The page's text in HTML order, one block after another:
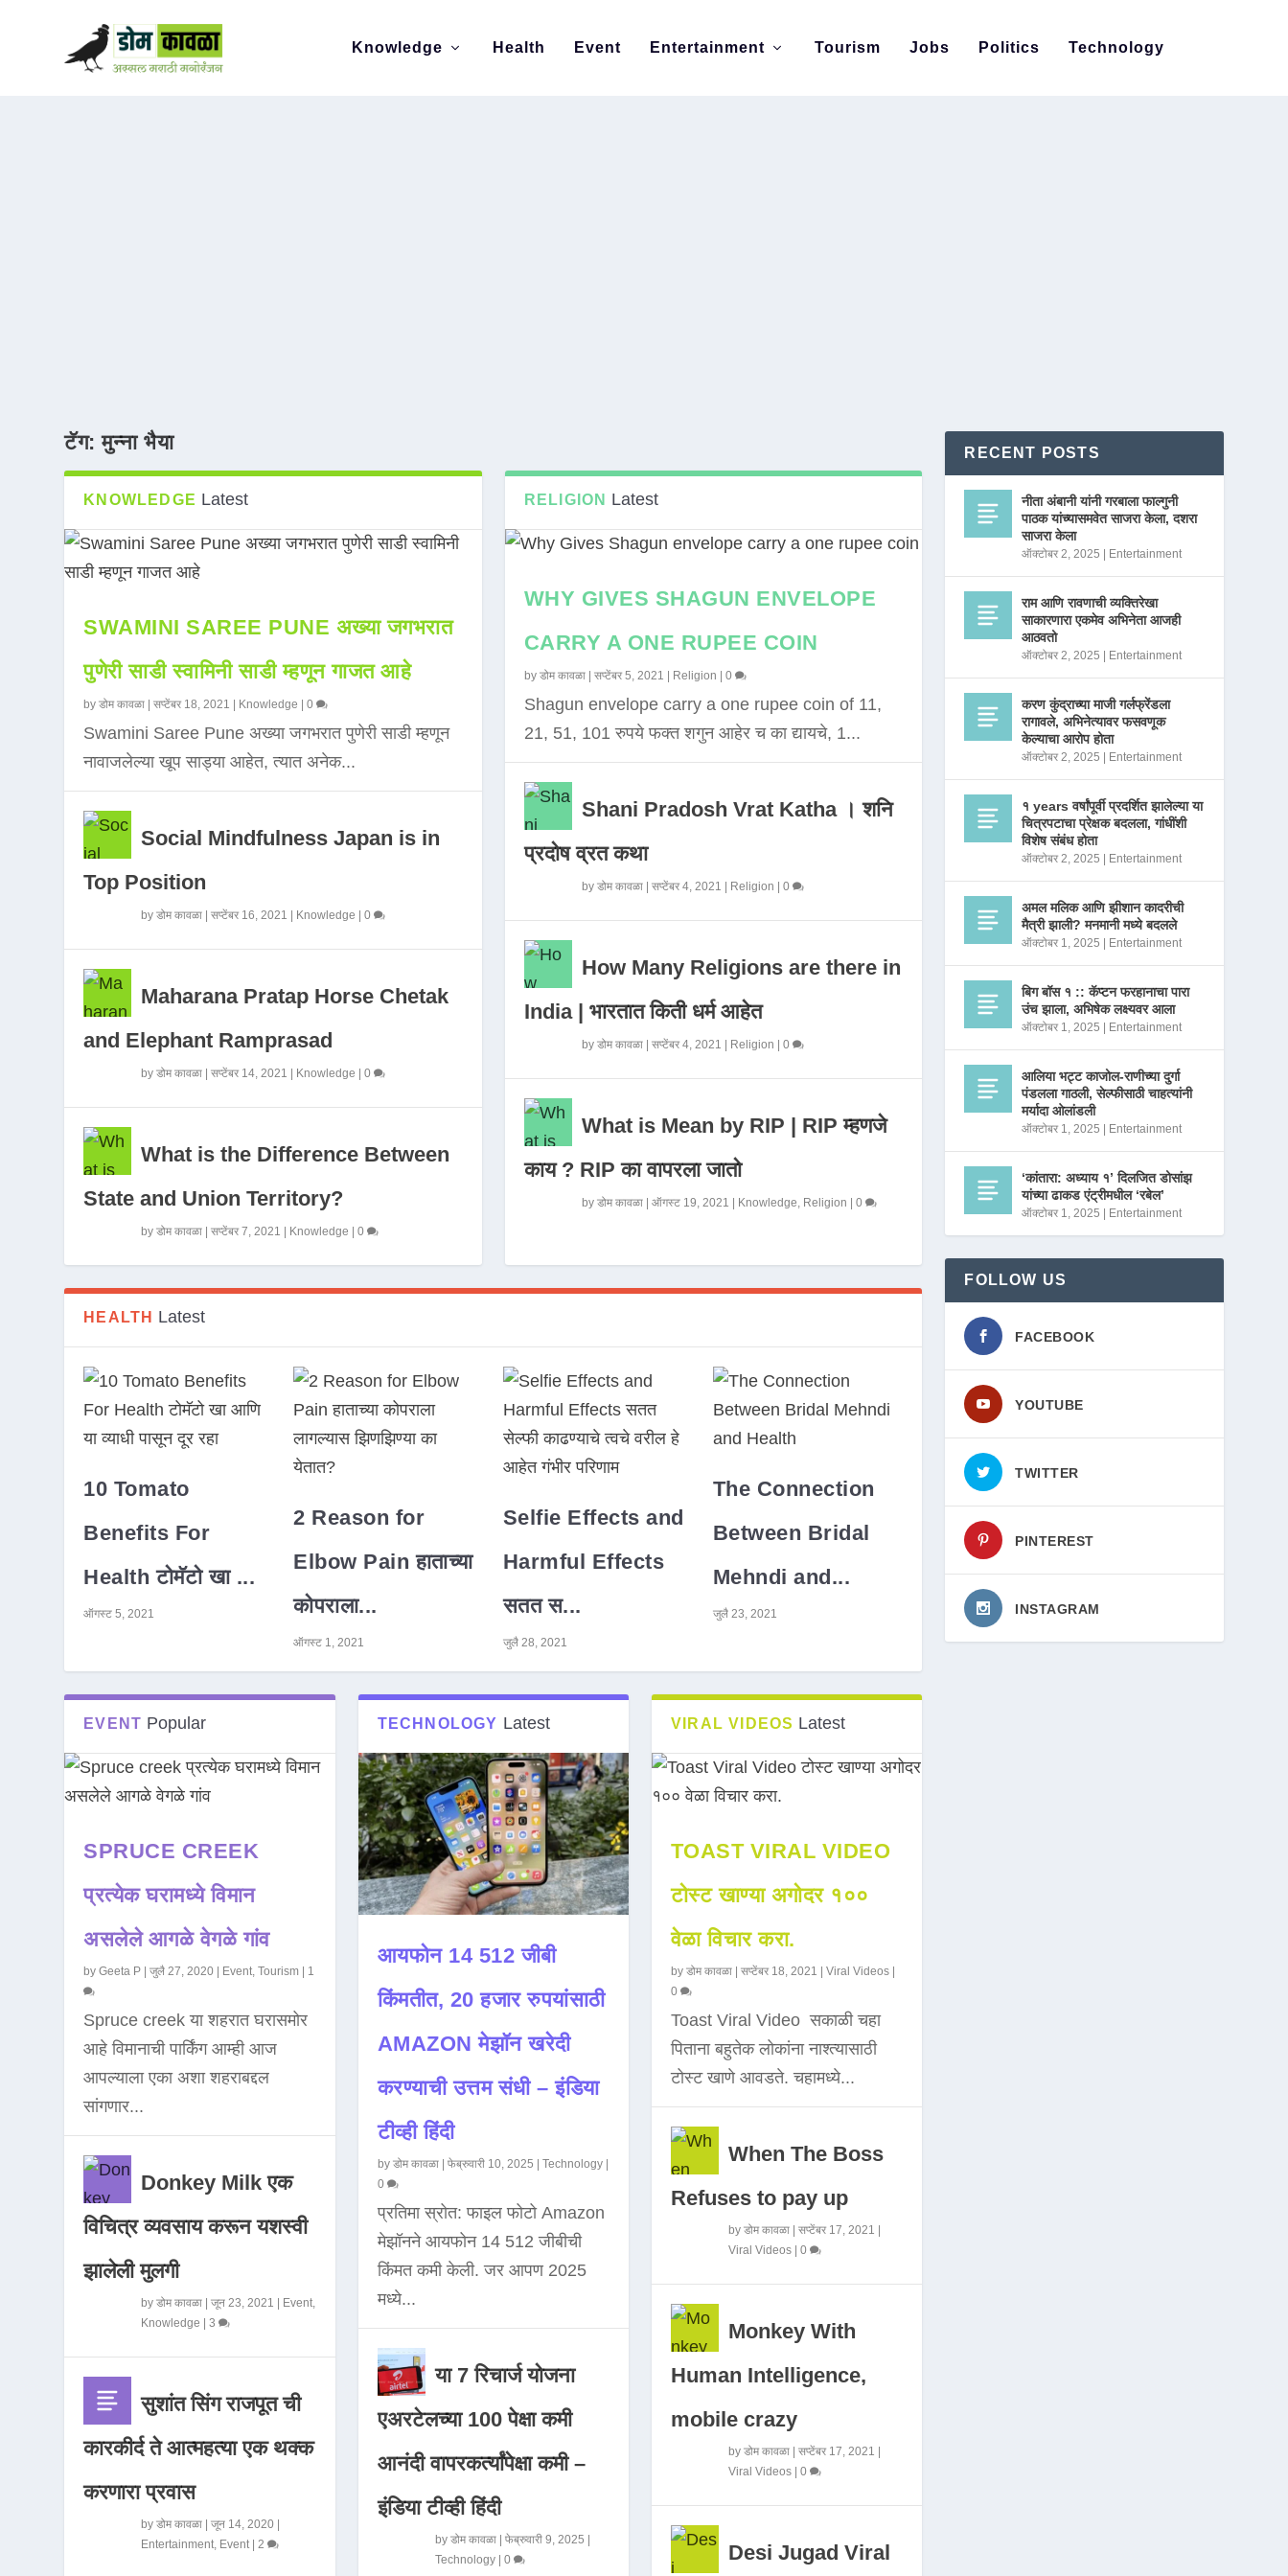
Knowledge Health Event Entertainment Tourism Jobs Politics Technology
टॅग:मुन्ना भैया
KNOWLEDGE Latest
SWAMINI SAREE PUNE अख्या जगभरात
पुणेरी साडी स्वामिनी साडी म्हणून गाजत आहे
byडोम कावळा |सप्टेंबर 18, 2021 Knowledge |0
Swamini Saree Pune अख्या जगभरात पुणेरी साडी म्हणून
नावाजलेल्या खूप साड्या आहेत, त्यात अनेक...
Social Mindfulness Japan is in
Top Position
byडोम कावळा |सप्टेंबर 16, 2021 Knowledge |0
Maharana Pratap Horse Chetak
and Elephant Ramprasad
byडोम कावळा |सप्टेंबर 14, 2021 Knowledge |0
What is the Difference Between
State and Union Territory?
byडोम कावळा |सप्टेंबर 7, 2021 Knowledge |0
RELIGION Latest
WHY GIVES SHAGUN ENVELOPE
CARRY A ONE RUPEE COIN
by डोम कावळा| सप्टेंबर 5, 2021 Religion 0
Shagun envelope carry a one rupee coin of 11,
21, 51, 101 रुपये फक्त शगुन आहेर च का द्यायचे, 1...
Shani Pradosh Vrat Katha । शनि
प्रदोष व्रत कथा
by डोम कावळा| सप्टेंबर 4, 2021 Religion 0
How Many Religions are there in
India | भारतात किती धर्म आहेत
by डोम कावळा| सप्टेंबर 4, 2021 Religion 0
What is Mean by RIP | RIP म्हणजे
काय ? RIP का वापरला जातो
by डोम कावळा| ऑगस्ट 19, 2021 Knowledge, Religion 0
HEALTH Latest
10 Tomato
Benefits For
Health टोमॅटो खा ...
ऑगस्ट 5, 2021
2 Reason for
Elbow Pain हाताच्या
कोपराला...
ऑगस्ट 1, 2021
Selfie Effects and
Harmful Effects
सतत स...
जुलै 28, 2021
The Connection
Between Bridal
Mehndi and...
जुलै 23, 2021
EVENT Popular
SPRUCE CREEK
प्रत्येक घरामध्ये विमान
असलेले आगळे वेगळे गांव
byGeeta P |जुलै 27, 2020 | Event ,Tourism | 1
Spruce creek या शहरात घरासमोर
आहे विमानाची पार्किंग आम्ही आज
आपल्याला एका अशा शहराबद्दल
सांगणार...
Donkey Milk एक
विचित्र व्यवसाय करून यशस्वी
झालेली मुलगी
byडोम कावळा |जून 23, 2021 | Event
Knowledge |3
सुशांत सिंग राजपूत ची
कारकीर्द ते आत्महत्या एक थक्क
करणारा प्रवास
byडोम कावळा |जून 14, 2020 |
Entertainment Event | 2
TECHNOLOGY Latest
आयफोन 14 512 जीबी
किंमतीत, 20 हजार रुपयांसाठी
AMAZON मेझॉन खरेदी
करण्याची उत्तम संधी – इंडिया
टीव्ही हिंदी
by डोम कावळा| फेब्रुवारी 10, 2025 Technology|
0
प्रतिमा स्रोत: फाइल फोटो Amazon
मेझॉनने आयफोन 14 512 जीबीची
किंमत कमी केली. जर आपण 2025
मध्ये...
या 7 रिचार्ज योजना
एअरटेलच्या 100 पेक्षा कमी
आनंदी वापरकर्त्यांपेक्षा कमी –
इंडिया टीव्ही हिंदी
by डोम कावळा| फेब्रुवारी 9, 2025
Technology| 0
VIRAL VIDEOS Latest
TOAST VIRAL VIDEO
टोस्ट खाण्या अगोदर १००
वेळा विचार करा.
by डोम कावळा| सप्टेंबर 18, 2021 | Viral Videos|
0
Toast Viral Video सकाळी चहा
पिताना बहुतेक लोकांना नाश्त्यासाठी
टोस्ट खाणे आवडते. चहामध्ये...
When The Boss
Refuses to pay up
by डोम कावळा| सप्टेंबर 17, 2021 |
Viral Videos| 0
Monkey With
Human Intelligence,
mobile crazy
by डोम कावळा| सप्टेंबर 17, 2021 |
Viral Videos| 0
Desi Jugad Viral
RECENT POSTS
नीता अंबानी यांनी गरबाला फाल्गुनी
पाठक यांच्यासमवेत साजरा केला, दशरा
साजरा केला
ऑक्टोबर 2, 2025 Entertainment
राम आणि रावणाची व्यक्तिरेखा
साकारणारा एकमेव अभिनेता आजही
आठवतो
ऑक्टोबर 2, 2025 Entertainment
करण कुंद्राच्या माजी गर्लफ्रेंडला
रागावले, अभिनेत्यावर फसवणूक
केल्याचा आरोप होता
ऑक्टोबर 2, 2025 Entertainment
१ years वर्षांपूर्वी प्रदर्शित झालेल्या या
चित्रपटाचा प्रेक्षक बदलला, गांधींशी
विशेष संबंध होता
ऑक्टोबर 2, 2025 Entertainment
अमल मलिक आणि झीशान कादरीची
मैत्री झाली? मनमानी मध्ये बदलले
ऑक्टोबर 1, 2025 Entertainment
बिग बॉस १ :: कॅप्टन फरहानाचा पारा
उंच झाला, अभिषेक लक्ष्यवर आला
ऑक्टोबर 1, 2025 Entertainment
आलिया भट्ट काजोल-राणीच्या दुर्गा
पंडलला गाठली, सेल्फीसाठी चाहत्यांनी
मर्यादा ओलांडली
ऑक्टोबर 1, 2025 Entertainment
‘कांतारा: अध्याय १’ दिलजित डोसांझ
यांच्या ढाकड एंट्रीमधील ‘रबेल’
ऑक्टोबर 1, 2025 Entertainment
FOLLOW US
FACEBOOK
YOUTUBE
TWITTER
PINTEREST
INSTAGRAM